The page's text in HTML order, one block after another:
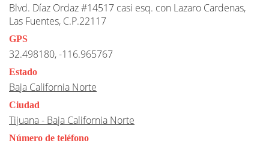
Blvd. Díaz Ordaz #14517 casi esq. con Lazaro Cardenas,
Las Fuentes, C.P.22117
GPS
32.498180, -116.965767
Estado
Baja California Norte
Ciudad
Tijuana - Baja California Norte
Número de teléfono